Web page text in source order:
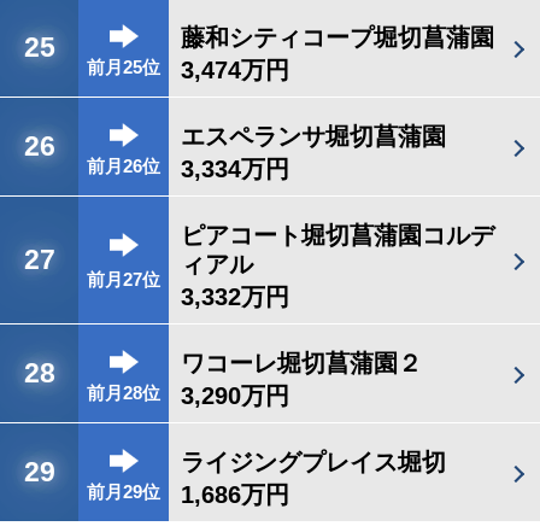
25
前月25位
藤和シティコープ堀切菖蒲園
3,474万円
26
前月26位
エスペランサ堀切菖蒲園
3,334万円
27
前月27位
ピアコート堀切菖蒲園コルデ
ィアル
3,332万円
28
前月28位
ワコーレ堀切菖蒲園２
3,290万円
29
前月29位
ライジングプレイス堀切
1,686万円